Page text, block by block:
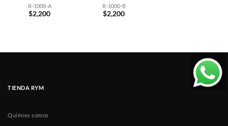
R-1000-A
$2,200
R-1000-B
$2,200
TIENDA RYM
Quiénes somos